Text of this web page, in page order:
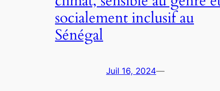
socialement inclusif au
Sénégal
Juil 16, 2024—